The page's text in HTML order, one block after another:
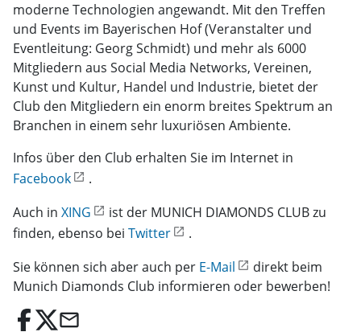
moderne Technologien angewandt. Mit den Treffen
und Events im Bayerischen Hof (Veranstalter und
Eventleitung: Georg Schmidt) und mehr als 6000
Mitgliedern aus Social Media Networks, Vereinen,
Kunst und Kultur, Handel und Industrie, bietet der
Club den Mitgliedern ein enorm breites Spektrum an
Branchen in einem sehr luxuriösen Ambiente.
Infos über den Club erhalten Sie im Internet in
Facebook
.
Auch in XING
ist der MUNICH DIAMONDS CLUB zu
finden, ebenso bei Twitter
.
Sie können sich aber auch per E-Mail
direkt beim
Munich Diamonds Club informieren oder bewerben!
email